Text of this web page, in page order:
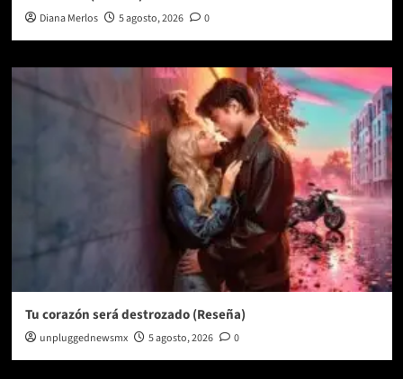
Diana Merlos 5 agosto, 2026 0
Tu corazón será destrozado (Reseña)
unpluggednewsmx 5 agosto, 2026 0